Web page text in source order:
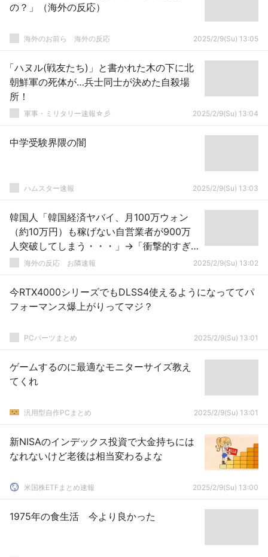
の？」（海外の反応）
海外のお前ら 海外の反応 2025/2/9(Su) 13:05
「ハヌル(戦友たち)」と書かれた木の下に北
朝鮮軍の死体が…兵士同士が決めた自殺場
所！
軍事・ミリタリー速報☆彡 2025/2/9(Su) 13:04
中学受験界隈の闇
ハムスター速報 2025/2/9(Su) 13:03
韓国人「韓国経済ヤバイ、月100万ウォン
（約10万円）も稼げない自営業者が900万
人突破してしまう・・・」→「衝撃的すぎ
るんだが」「経済滅びたわ、くそったれ」
ちょっと減らさなければならない」
海外の反応 お隣速報 2025/2/9(Su) 13:02
今RTX4000シリーズでもDLSS4使えるようになっててパ
フォーマンス爆上がりってマジ？
PCパーツまとめ 2025/2/9(Su) 13:01
ゲームするのに最適なモニターサイズ教え
てくれ
汎用型自作PCまとめ 2025/2/9(Su) 13:01
新NISAのインデックス投資で大金持ちには
なれないけど老後は相当変わるよな
米国株ETFまとめ速報 2025/2/9(Su) 13:00
1975年の食生活 今より良かった